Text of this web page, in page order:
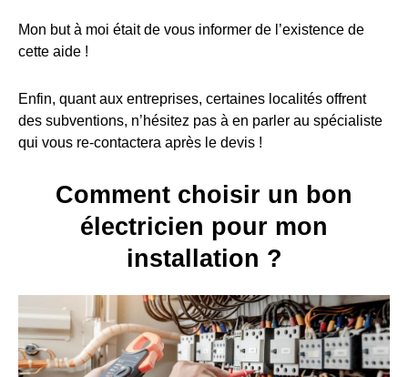
Mon but à moi était de vous informer de l’existence de
cette aide !
Enfin, quant aux entreprises, certaines localités offrent
des subventions, n’hésitez pas à en parler au spécialiste
qui vous re-contactera après le devis !
Comment choisir un bon
électricien pour mon
installation ?